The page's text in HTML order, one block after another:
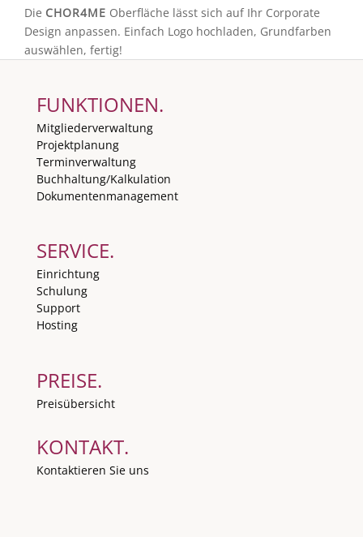
Die CHOR4ME Oberfläche lässt sich auf Ihr Corporate
Design anpassen. Einfach Logo hochladen, Grundfarben
auswählen, fertig!
FUNKTIONEN.
Mitgliederverwaltung
Projektplanung
Terminverwaltung
Buchhaltung/Kalkulation
Dokumentenmanagement
SERVICE.
Einrichtung
Schulung
Support
Hosting
PREISE.
Preisübersicht
KONTAKT.
Kontaktieren Sie uns